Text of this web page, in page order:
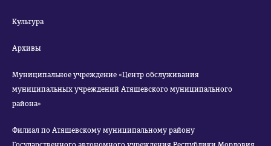
Культура
Архивы
Муниципальное учреждение «Центр обслуживания
муниципальных учреждений Атяшевского муниципального
района»
Филиал по Атяшевскому муниципальному району